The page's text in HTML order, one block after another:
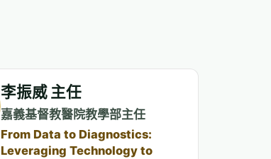
李振威 主任
嘉義基督教醫院教學部主任
From Data to Diagnostics:
Leveraging Technology to